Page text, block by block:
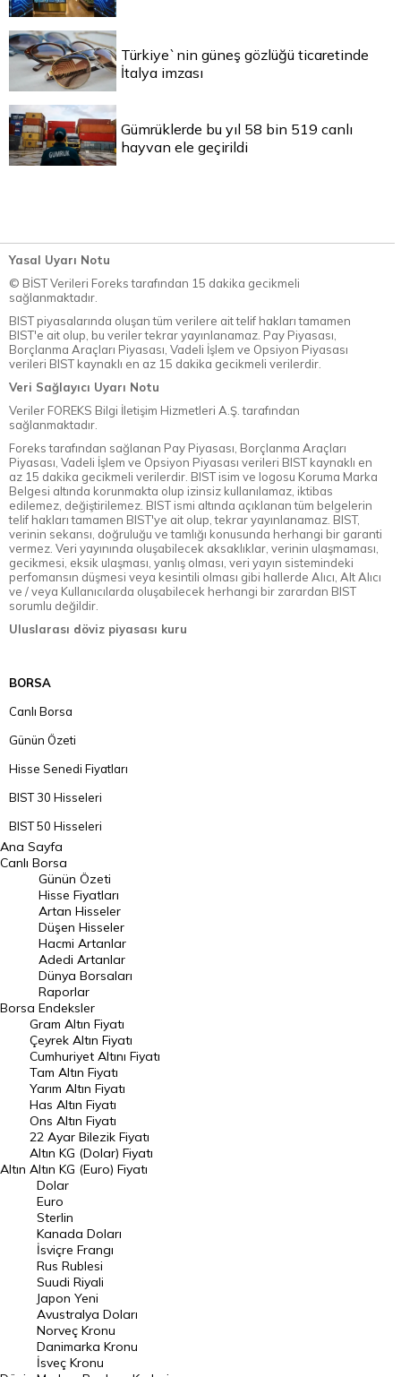
Türkiye`nin güneş gözlüğü ticaretinde
İtalya imzası
Gümrüklerde bu yıl 58 bin 519 canlı
hayvan ele geçirildi
Yasal Uyarı Notu
© BİST Verileri Foreks tarafından 15 dakika gecikmeli
sağlanmaktadır.
BIST piyasalarında oluşan tüm verilere ait telif hakları tamamen
BIST'e ait olup, bu veriler tekrar yayınlanamaz. Pay Piyasası,
Borçlanma Araçları Piyasası, Vadeli İşlem ve Opsiyon Piyasası
verileri BIST kaynaklı en az 15 dakika gecikmeli verilerdir.
Veri Sağlayıcı Uyarı Notu
Veriler FOREKS Bilgi İletişim Hizmetleri A.Ş. tarafından
sağlanmaktadır.
Foreks tarafından sağlanan Pay Piyasası, Borçlanma Araçları
Piyasası, Vadeli İşlem ve Opsiyon Piyasası verileri BIST kaynaklı en
az 15 dakika gecikmeli verilerdir. BIST isim ve logosu Koruma Marka
Belgesi altında korunmakta olup izinsiz kullanılamaz, iktibas
edilemez, değiştirilemez. BIST ismi altında açıklanan tüm belgelerin
telif hakları tamamen BIST'ye ait olup, tekrar yayınlanamaz. BIST,
verinin sekansı, doğruluğu ve tamlığı konusunda herhangi bir garanti
vermez. Veri yayınında oluşabilecek aksaklıklar, verinin ulaşmaması,
gecikmesi, eksik ulaşması, yanlış olması, veri yayın sistemindeki
perfomansın düşmesi veya kesintili olması gibi hallerde Alıcı, Alt Alıcı
ve / veya Kullanıcılarda oluşabilecek herhangi bir zarardan BIST
sorumlu değildir.
Uluslarası döviz piyasası kuru
BORSA
Canlı Borsa
Günün Özeti
Hisse Senedi Fiyatları
BIST 30 Hisseleri
BIST 50 Hisseleri
BIST 100 Hisseleri
En Çok Artan Hisseler
En Çok Düşen Hisseler
Hacmi Artanlar
Geçmiş Kapanışlar
Dünya Borsaları
Raporlar
Endeksler
DÖVİZ
Döviz Kuru
Dolar Kuru
Euro Kuru
Pound Kuru
Frank Kuru
Riyal Kuru
Avustralya Doları
Danimarka Kronu Kuru
Kanada Doları Kuru
Ana Sayfa
Canlı Borsa
Borsa
Günün Özeti
Hisse Fiyatları
Artan Hisseler
Düşen Hisseler
Hacmi Artanlar
Adedi Artanlar
Dünya Borsaları
Raporlar
Endeksler
Altın
Gram Altın Fiyatı
Çeyrek Altın Fiyatı
Cumhuriyet Altını Fiyatı
Tam Altın Fiyatı
Yarım Altın Fiyatı
Has Altın Fiyatı
Ons Altın Fiyatı
22 Ayar Bilezik Fiyatı
Altın KG (Dolar) Fiyatı
Altın KG (Euro) Fiyatı
Dolar
Euro
Sterlin
Kanada Doları
İsviçre Frangı
Rus Rublesi
Suudi Riyali
Japon Yeni
Avustralya Doları
Norveç Kronu
Danimarka Kronu
İsveç Kronu